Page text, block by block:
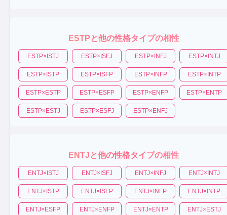
ESTP と他の性格タイプの相性
ESTP× ISTJ ESTP× ISFJ ESTP× INFJ ESTP× INTJ
ESTP× ISTP ESTP× ISFP ESTP× INFP ESTP× INTP
ESTP× ESTP ESTP× ESFP ESTP× ENFP ESTP× ENTP
ESTP× ESTJ ESTP× ESFJ ESTP× ENFJ
ENTJ と他の性格タイプの相性
ENTJ× ISTJ ENTJ× ISFJ ENTJ× INFJ ENTJ× INTJ
ENTJ× ISTP ENTJ× ISFP ENTJ× INFP ENTJ× INTP
ENTJ× ESFP ENTJ× ENFP ENTJ× ENTP ENTJ× ESTJ